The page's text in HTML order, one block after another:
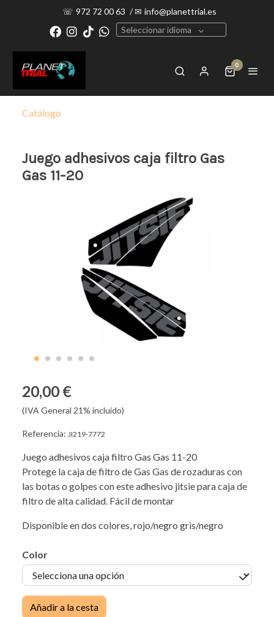
☏ 972 72 00 63 /✉ info@planettrial.es
Seleccionar idioma
0
Catálogo
Juego adhesivos caja filtro Gas
Gas 11-20
20,00 €
(IVA General 21% incluido)
Referencia: JI219-7772
Juego adhesivos caja filtro Gas Gas 11-20
Protege la caja de filtro de Gas Gas de rozaduras con
las botas o golpes con este adhesivo jitsie para caja de
filtro de alta calidad. Fácil de montar
Disponible en dos colores, rojo/negro gris/negro
Color
Añadir a la cesta